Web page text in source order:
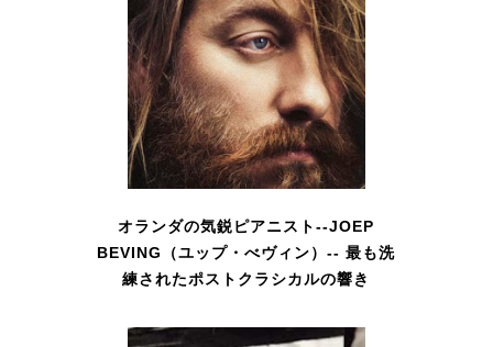
オランダの気鋭ピアニスト--JOEP
BEVING（ユップ・べヴィン）-- 最も洗
練されたポストクラシカルの響き